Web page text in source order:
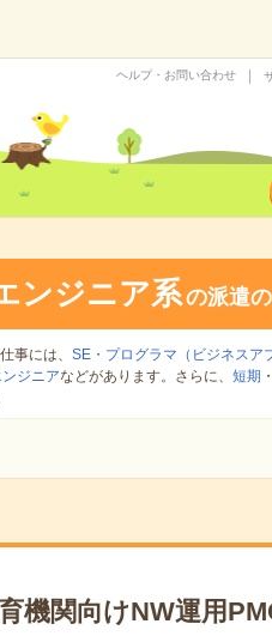
ヘルプ・お問い合わせ
ンジニア系の派遣
事には、 SE・プログラマ（ビジネスア
ジニアなどがあります。さらに、 短期 ・
機関向けNW運用